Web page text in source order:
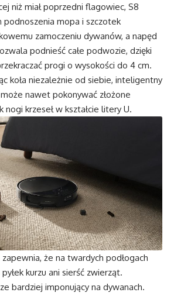
niż miał poprzedni flagowiec, S8
podnoszenia mopa i szczotek
zamoczeniu dywanów, a napęd
podnieść całe podwozie, dzięki
progi o wysokości do 4 cm.
koła niezależnie od siebie, inteligentny
nawet pokonywać złożone
nogi krzeseł w kształcie litery U.
że ​​na twardych podłogach
kurzu ani sierść zwierząt.
bardziej imponujący na dywanach.